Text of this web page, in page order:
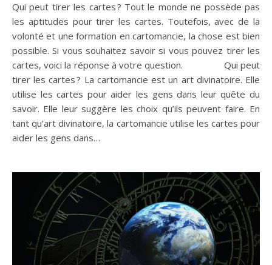
Qui peut tirer les cartes ? Tout le monde ne possède pas
les aptitudes pour tirer les cartes. Toutefois, avec de la
volonté et une formation en cartomancie, la chose est bien
possible. Si vous souhaitez savoir si vous pouvez tirer les
cartes, voici la réponse à votre question. Qui peut
tirer les cartes ? La cartomancie est un art divinatoire. Elle
utilise les cartes pour aider les gens dans leur quête du
savoir. Elle leur suggère les choix qu’ils peuvent faire. En
tant qu’art divinatoire, la cartomancie utilise les cartes pour
aider les gens dans…